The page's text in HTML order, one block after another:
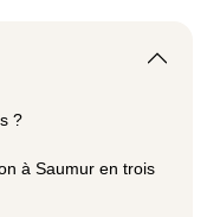
?
à Saumur en trois